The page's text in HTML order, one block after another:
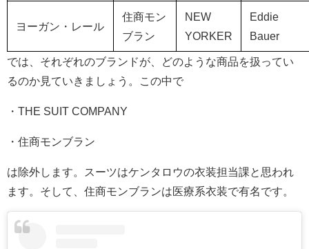
ヨーガン・レール
住商モン
ブラン
NEW
YORKER
Eddie
Bauer
では、それぞれのブランドが、どのような商品を扱ってい
るのか見ていきましょう。この中で
・THE SUIT COMPANY
・住商モンブラン
は除外します。スーツはケンタロウの衣装担当課と思われ
ます。そして、住商モンブランは医療系衣装で有名です。